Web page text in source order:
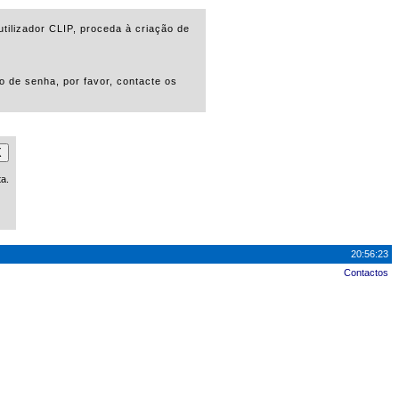
CLIP, proceda à criação de
de senha, por favor, contacte os
20:56:23
Contactos